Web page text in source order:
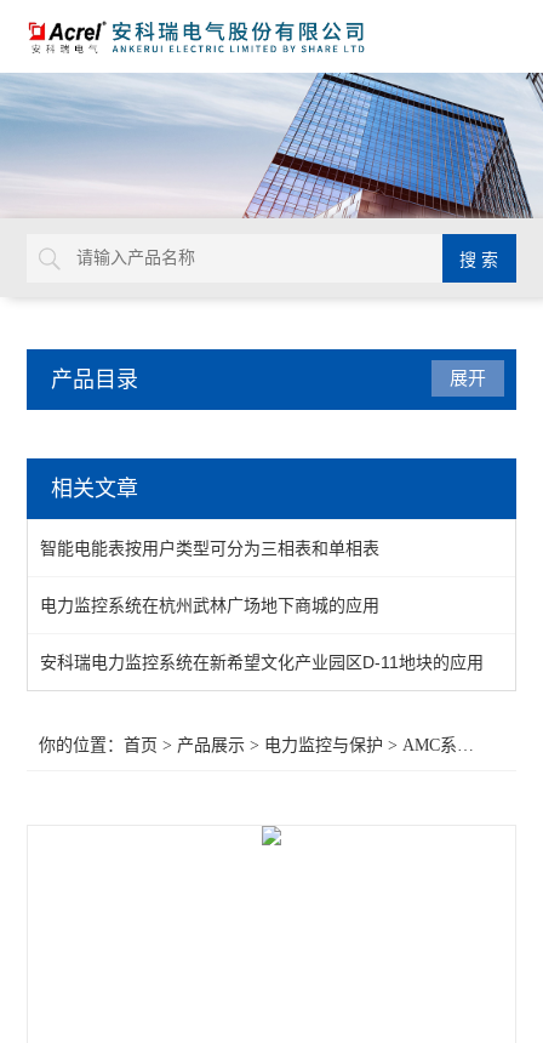
产品目录
防雷装置
频率电压紧急控制装置
备自投
剩余电流
展开
相关文章
智能电能表按用户类型可分为三相表和单相表
电力监控系统在杭州武林广场地下商城的应用
安科瑞电力监控系统在新希望文化产业园区D-11地块的应用
你的位置：首页 > 产品展示 > 电力监控与保护 >AMC系列电测仪表